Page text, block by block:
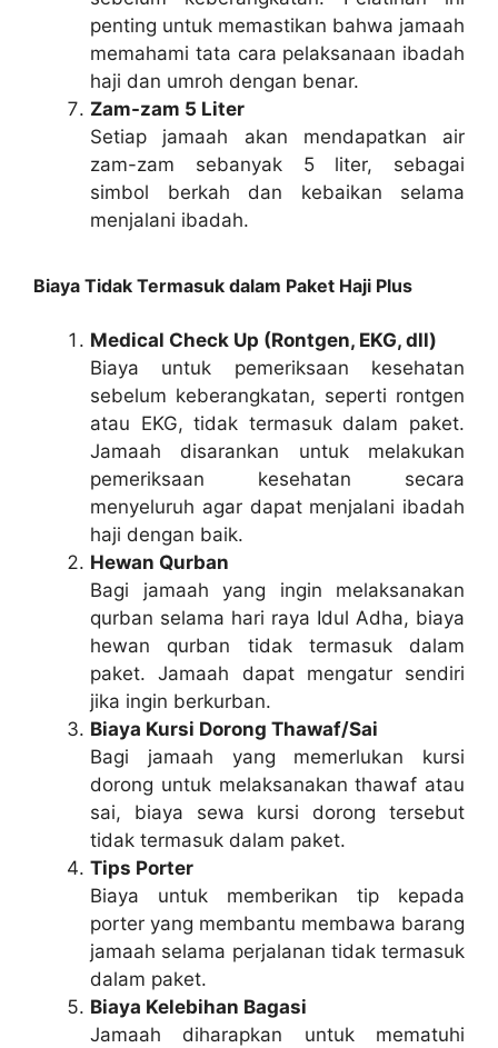
penting untuk memastikan bahwa jamaah
memahami tata cara pelaksanaan ibadah
haji dan umroh dengan benar.
Zam-zam 5 Liter
Setiap jamaah akan mendapatkan air
zam-zam sebanyak 5 liter, sebagai
simbol berkah dan kebaikan selama
menjalani ibadah.
Biaya Tidak Termasuk dalam Paket Haji Plus
Medical Check Up (Rontgen, EKG, dll)
Biaya untuk pemeriksaan kesehatan
sebelum keberangkatan, seperti rontgen
atau EKG, tidak termasuk dalam paket.
Jamaah disarankan untuk melakukan
pemeriksaan kesehatan secara
menyeluruh agar dapat menjalani ibadah
haji dengan baik.
Hewan Qurban
Bagi jamaah yang ingin melaksanakan
qurban selama hari raya Idul Adha, biaya
hewan qurban tidak termasuk dalam
paket. Jamaah dapat mengatur sendiri
jika ingin berkurban.
Biaya Kursi Dorong Thawaf/Sai
Bagi jamaah yang memerlukan kursi
dorong untuk melaksanakan thawaf atau
sai, biaya sewa kursi dorong tersebut
tidak termasuk dalam paket.
Tips Porter
Biaya untuk memberikan tip kepada
porter yang membantu membawa barang
jamaah selama perjalanan tidak termasuk
dalam paket.
Biaya Kelebihan Bagasi
Jamaah diharapkan untuk mematuhi